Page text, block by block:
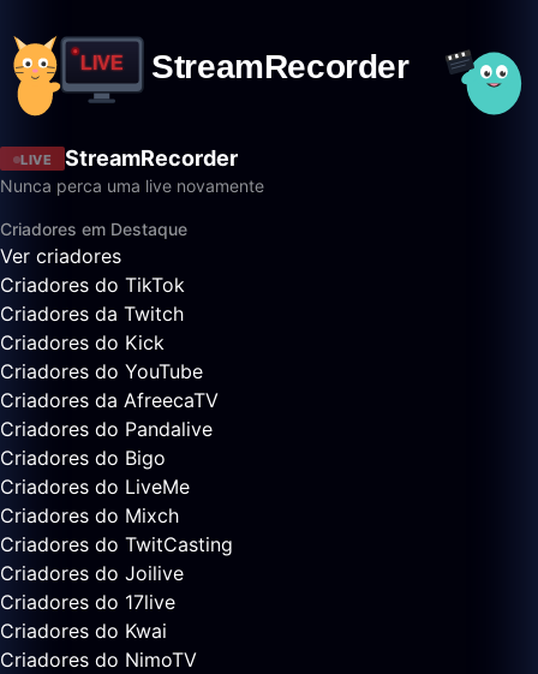
LIVE StreamRecorder
Nunca perca uma live novamente
Criadores em Destaque
Ver criadores
Criadores do TikTok
Criadores da Twitch
Criadores do Kick
Criadores do YouTube
Criadores da AfreecaTV
Criadores do Pandalive
Criadores do Bigo
Criadores do LiveMe
Criadores do Mixch
Criadores do TwitCasting
Criadores do Joilive
Criadores do 17live
Criadores do Kwai
Criadores do NimoTV